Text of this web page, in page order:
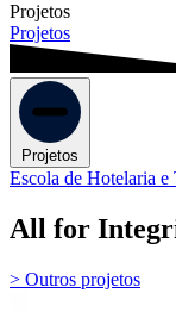
Projetos
Projetos
Projetos
Escola de Hotelaria
All for
> Outros projetos